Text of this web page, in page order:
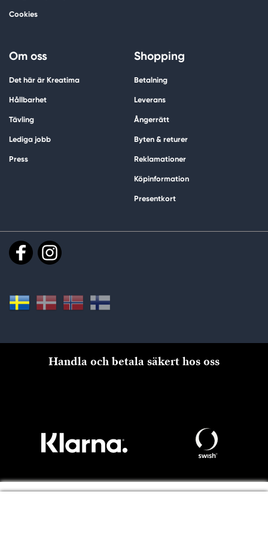
Cookies
Om oss
Det här är Kreatima
Hållbarhet
Tävling
Lediga jobb
Press
Shopping
Betalning
Leverans
Ångerrätt
Byten & returer
Reklamationer
Köpinformation
Presentkort
Handla och betala säkert hos oss